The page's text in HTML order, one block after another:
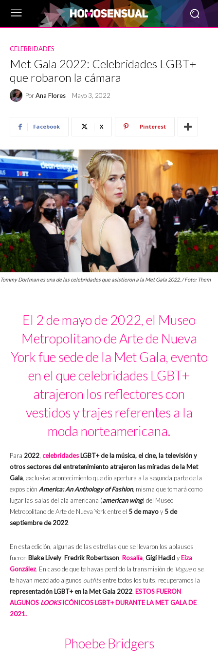
CELEBRIDADES
Met Gala 2022: Celebridades LGBT+
que robaron la cámara
PorAna Flores Mayo 3, 2022
Facebook X Pinterest
Tommy Dorfman es una de las celebridades que asistieron a la Met Gala 2022. / Foto: Them
El 2 de mayo de 2022, el Museo
Metropolitano de Arte de Nueva
York fue sede de la Met Gala, evento
en el que celebridades LGBT+
atrajeron los reflectores con
vestidos y trajes referentes a la
moda norteamericana.
Para 2022, celebridades LGBT+ de la música, el cine, la televisión y
otros sectores del entretenimiento atrajeron las miradas de la Met
Gala, exclusivo acontecimiento que dio apertura a la segunda parte de la
exposición America: An Anthology of Fashion, misma que tomará como
lugar las salas del ala americana (american wing) del Museo
Metropolitano de Arte de Nueva York entre el 5 de mayoy 5 de
septiembre de 2022.
En esta edición, algunas de las estrellas que se llevaron los aplausos
fueron Blake Lively, Fredrik Robertsson, Rosalía, Gigi Hadidy Eiza
González. En caso de que te hayas perdido la transmisión de Vogueo se
te hayan mezclado algunos outfitsentre todos los tuits, recuperamos la
representación LGBT+ en la Met Gala 2022. ESTOS FUERON
ALGUNOS LOOKSICÓNICOS LGBT+ DURANTE LA MET GALA DE
2021.
Phoebe Bridgers